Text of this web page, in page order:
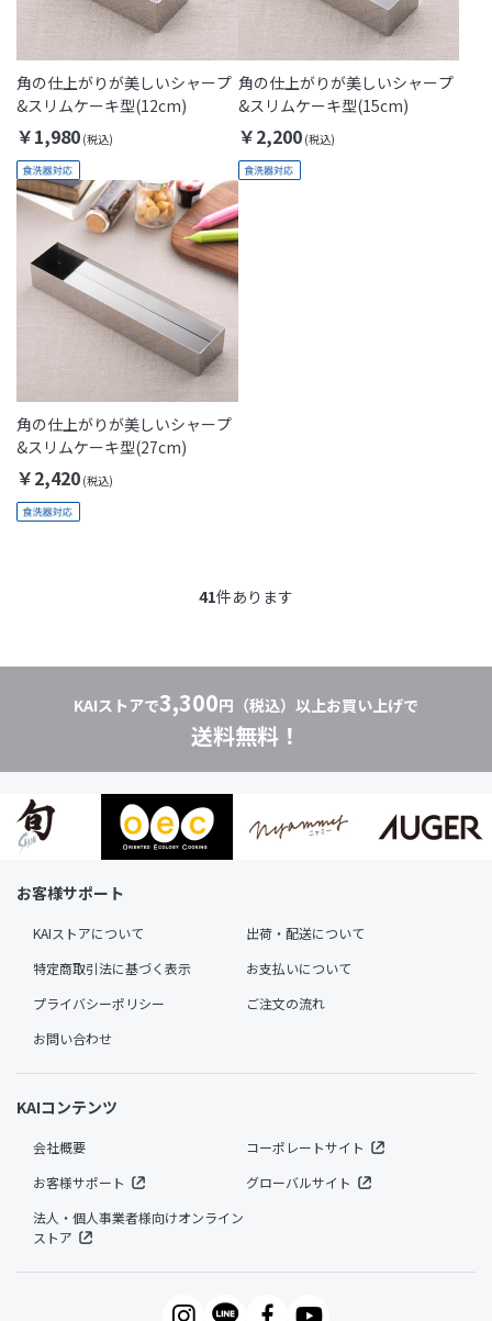
角の仕上がりが美しいシャープ
&スリムケーキ型(12cm)
￥1,980
角の仕上がりが美しいシャープ
&スリムケーキ型(15cm)
￥2,200
角の仕上がりが美しいシャープ
&スリムケーキ型(27cm)
￥2,420
41件あります
KAIストアで3,300円（税込）以上お買い上げで
送料無料！
お客様サポート
KAIストアについて
出荷・配送について
特定商取引法に基づく表示
お支払いについて
プライバシーポリシー
ご注文の流れ
お問い合わせ
KAIコンテンツ
会社概要
コーポレートサイト
お客様サポート
グローバルサイト
法人・個人事業者様向けオンライン
ストア